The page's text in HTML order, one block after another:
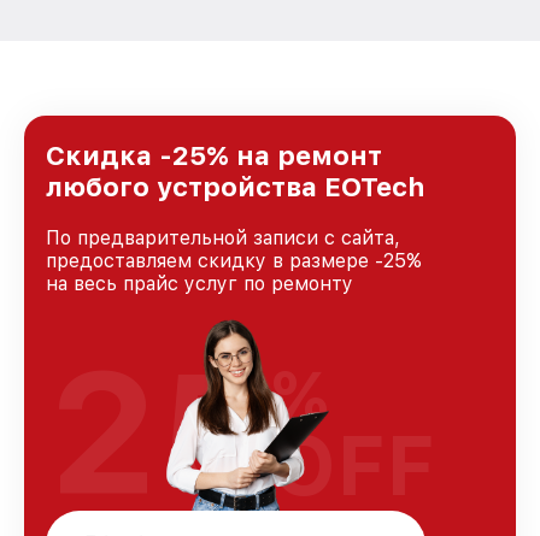
Скидка -25% на ремонт
любого устройства EOTech
По предварительной записи с сайта,
предоставляем скидку в размере -25%
на весь прайс услуг по ремонту
25%
OFF